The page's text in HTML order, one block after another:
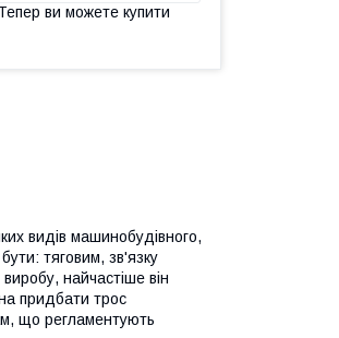
ви можете купити
видів машинобудівного,
тяговим, зв'язку
найчастіше він
придбати трос
що регламентують